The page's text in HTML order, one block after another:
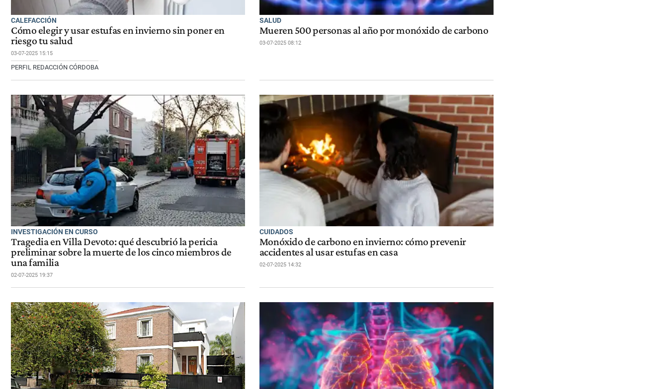
CALEFACCIÓN
Cómo elegir y usar estufas en invierno sin poner en
riesgo tu salud
03-07-2025 15:15
PERFIL REDACCIÓN CÓRDOBA
SALUD
Mueren 500 personas al año por monóxido de carbono
03-07-2025 08:12
INVESTIGACIÓN EN CURSO
Tragedia en Villa Devoto: qué descubrió la pericia
preliminar sobre la muerte de los cinco miembros de
una familia
02-07-2025 19:37
CUIDADOS
Monóxido de carbono en invierno: cómo prevenir
accidentes al usar estufas en casa
02-07-2025 14:32